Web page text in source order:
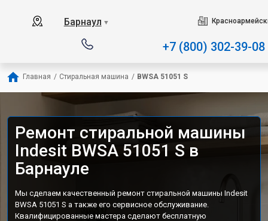
Барнаул ▼
+7 (800) 302-39-08
Главная / Стиральная машина / BWSA 51051 S
Ремонт стиральной машины
Indesit BWSA 51051 S в
Барнауле
Мы сделаем качественный ремонт стиральной машины Indesit
BWSA 51051 S а также его сервисное обслуживание.
Квалифицированные мастера сделают бесплатную